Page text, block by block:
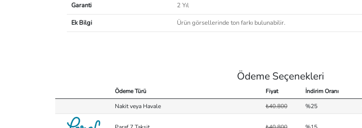
Garanti
2 Yıl
Ek Bilgi
Ürün görsellerinde ton farkı bulunabilir.
Ödeme Seçenekleri
Ödeme Türü Fiyat İndirim Oranı
Nakit veya Havale
₺40.800 %25